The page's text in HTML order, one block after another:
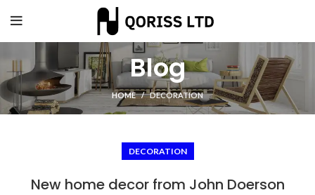
Blog
HOME DECORATION
DECORATION
New home decor from John Doerson